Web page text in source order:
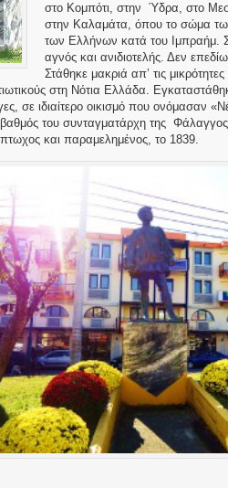
στο Κομπότι, στην Ύδρα, στο
στην Καλαμάτα, όπου το σώμα
των Ελλήνων κατά του Ιμπραήμ.
αγνός και ανιδιοτελής. Δεν
Στάθηκε μακριά απ’ τις
στη Νότια Ελλάδα.
σε ιδιαίτερο οικισμό που ονόμασαν
του συνταγματάρχη της
και παραμελημένος, το 1839.